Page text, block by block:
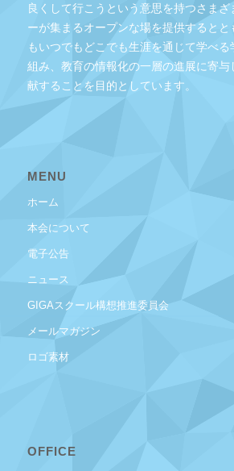
良くして行こうという意思を持つさま
ーが集まるオープンな場を提供すると
もいつでもどこでも生涯を通じて学べる
組み、教育の情報化の一層の進展に寄
献することを目的としています。
MENU
ホーム
本会について
電子公告
ニュース
GIGAスクール構想推進委員会
メールマガジン
ロゴ素材
OFFICE